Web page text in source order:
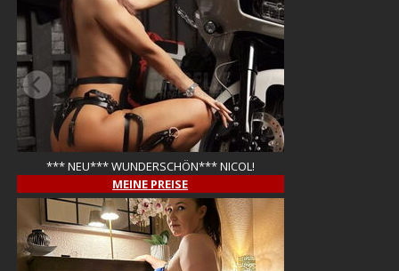
*** NEU*** WUNDERSCHÖN*** NICOL!
MEINE PREISE